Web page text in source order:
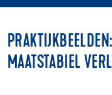
MAATSTABIEL